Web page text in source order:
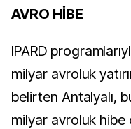
AVRO HİBE
IPARD
milyar avroluk
belirten Antalyalı,
milyar avroluk hibe